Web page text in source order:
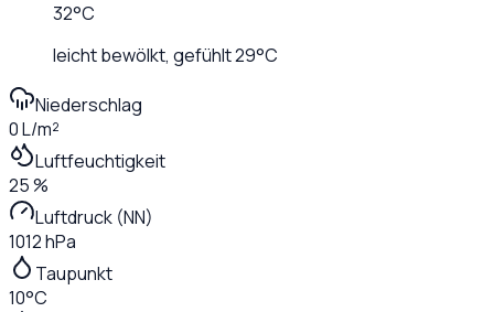
32°C
leicht bewölkt, gefühlt29°C
Niederschlag
0 L/m²
Luftfeuchtigkeit
25 %
Luftdruck (NN)
1012 hPa
Taupunkt
10°C